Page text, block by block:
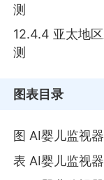
测
12.4.4 亚太地
测
图表目录
图 AI婴儿监视
表 AI婴儿监视